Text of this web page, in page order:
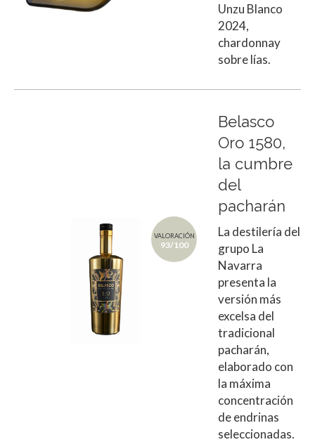
Unzu Blanco
2024,
chardonnay
sobre lías.
VALORACIÓN
93/100
Belasco
Oro 1580,
la cumbre
del
pacharán
La destilería del
grupo La
Navarra
presenta la
versión más
excelsa del
tradicional
pacharán,
elaborado con
la máxima
concentración
de endrinas
seleccionadas.